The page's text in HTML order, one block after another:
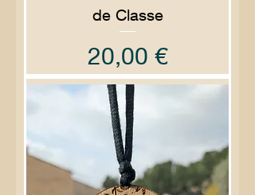
de Classe
Prix
20,00 €